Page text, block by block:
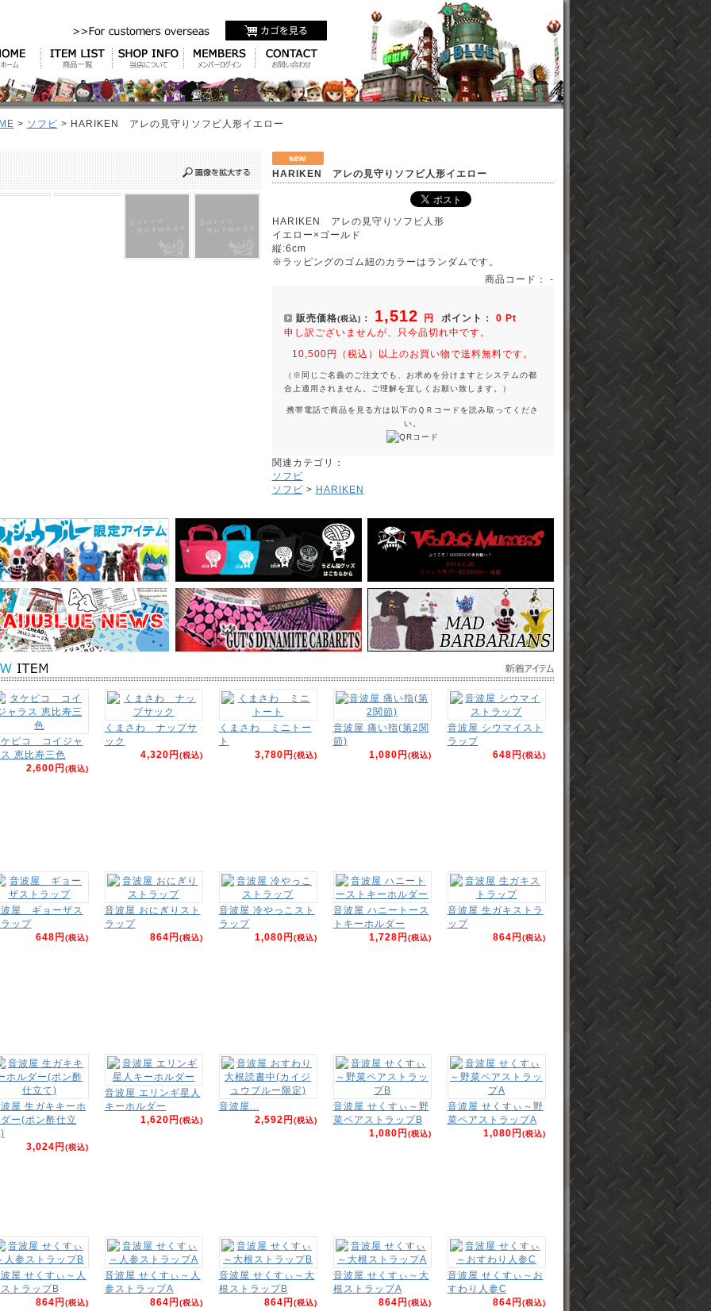
> ソフビ > HARIKEN アレの見守りソフビ人形イエロー
HARIKEN アレの見守りソフビ人形イエロー
HARIKEN アレの見守りソフビ人形
イエロー×ゴールド
縦:6cm
※ラッピングのゴム紐のカラーはランダムです。
商品コード： -
販売価格(税込) ： 1,512 円 ポイント：
0 Pt
申し訳ございませんが、只今品切れ中です。
10,500円（税込）以上のお買い物で送料無料です。
（※同じご名義のご注文でも、お求めを分けますとシステムの都
合上適用されません。ご理解を宜しくお願い致します。）
携帯電話で商品を見る方は以下のＱＲコードを読み取ってくださ
い。
関連カテゴリ：
ソフビ
ソフビ > HARIKEN
ピコ コイジャ
恵比寿三色
2,600円(税込)
くまさわ ナップサ
ック
4,320円(税込)
くまさわ ミニトー
ト
3,780円(税込)
音波屋 痛い指(第2関
節)
1,080円(税込)
音波屋 シウマイスト
ラップ
648円(税込)
屋 ギョーザス
ップ
648円(税込)
音波屋 おにぎりスト
ラップ
864円(税込)
音波屋 冷やっこスト
ラップ
1,080円(税込)
音波屋 ハニートース
トキーホルダー
1,728円(税込)
音波屋 生ガキストラ
ップ
864円(税込)
屋 生ガキキーホ
ー(ポン酢仕立
3,024円(税込)
音波屋 エリンギ星人
キーホルダー
1,620円(税込)
音波屋...
2,592円(税込)
音波屋 せくすぃ～野
菜ペアストラップB
1,080円(税込)
音波屋 せくすぃ～野
菜ペアストラップA
1,080円(税込)
屋 せくすぃ～人
トラップB
864円(税込)
音波屋 せくすぃ～人
参ストラップA
864円(税込)
音波屋 せくすぃ～大
根ストラップB
864円(税込)
音波屋 せくすぃ～大
根ストラップA
864円(税込)
音波屋 せくすぃ～お
すわり人参C
864円(税込)